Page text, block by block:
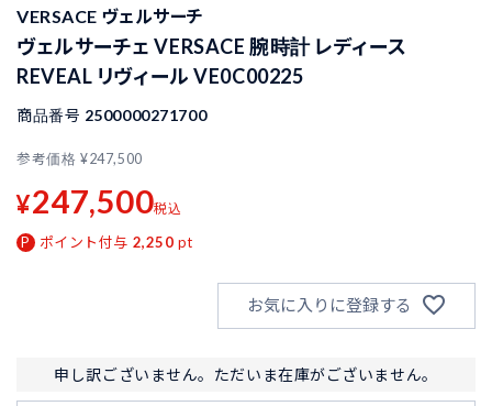
VERSACE ヴェルサーチ
ヴェルサーチェ VERSACE 腕時計 レディース
REVEAL リヴィール VE0C00225
商品番号 2500000271700
参考価格 ¥247,500
¥247,500税込
ポイント付与 2,250 pt
お気に入りに登録する
申し訳ございません。ただいま在庫がございません。